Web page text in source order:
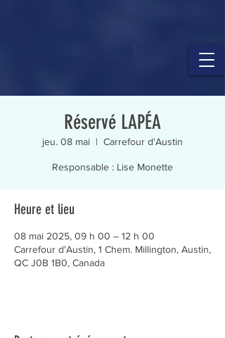
Réservé LAPÉA
jeu. 08 mai
  |
Carrefour d'Austin
Responsable : Lise Monette
Heure et lieu
08 mai 2025, 09 h 00 – 12 h 00
Carrefour d'Austin, 1 Chem. Millington, Austin,
QC J0B 1B0, Canada